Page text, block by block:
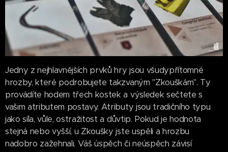
Jedny z nejhlavnějších prvků hry jsou všudypřítomné
hrozby, které podrobujete takzvaným "Zkouškám". Ty
provádíte hodem třech kostek a výsledek sečtete s
vašim atributem postavy. Atributy jsou tradičního typu
jako síla, vůle, ostražitost a důvtip. Pokud je hodnota
stejná nebo vyšší, u Zkoušky jste uspěli a hrozbu
nadobro zažehnali. Váš úspěch či neúspěch závisí